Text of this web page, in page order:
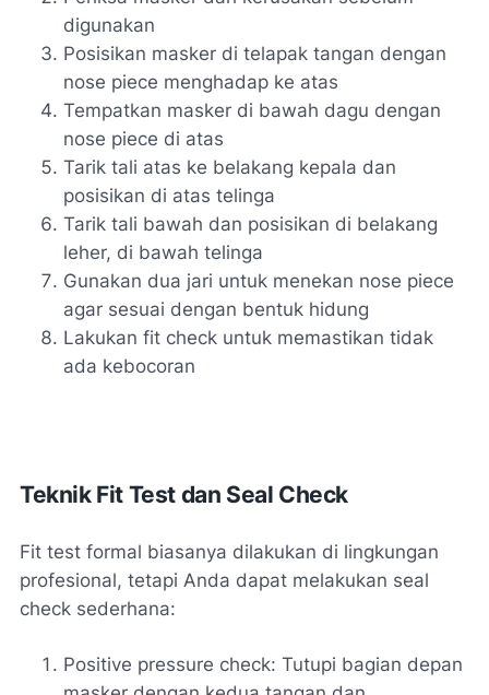
digunakan
Posisikan masker di telapak tangan dengan
nose piece menghadap ke atas
Tempatkan masker di bawah dagu dengan
nose piece di atas
Tarik tali atas ke belakang kepala dan
posisikan di atas telinga
Tarik tali bawah dan posisikan di belakang
leher, di bawah telinga
Gunakan dua jari untuk menekan nose piece
agar sesuai dengan bentuk hidung
Lakukan fit check untuk memastikan tidak
ada kebocoran
Teknik Fit Test dan Seal Check
Fit test formal biasanya dilakukan di lingkungan
profesional, tetapi Anda dapat melakukan seal
check sederhana:
Positive pressure check: Tutupi bagian depan